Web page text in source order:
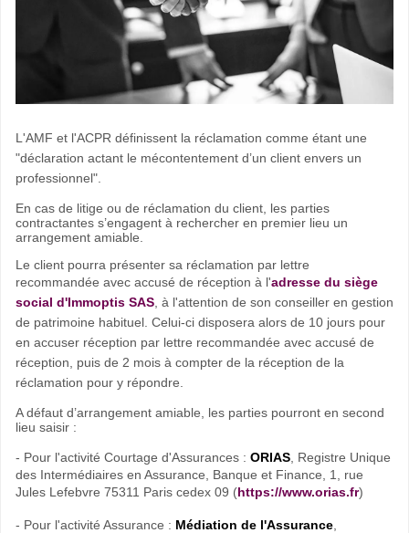
L'AMF et l'ACPR définissent la réclamation comme étant une
"déclaration actant le mécontentement d’un client envers un
professionnel".
En cas de litige ou de réclamation du client, les parties
contractantes s’engagent à rechercher en premier lieu un
arrangement amiable.
Le client pourra présenter sa réclamation par lettre
recommandée avec accusé de réception à l'adresse du siège
social d'Immoptis SAS , à l'attention de son conseiller en gestion
de patrimoine habituel. Celui-ci disposera alors de 10 jours pour
en accuser réception par lettre recommandée avec accusé de
réception, puis de 2 mois à compter de la réception de la
réclamation pour y répondre.
A défaut d’arrangement amiable, les parties pourront en second
lieu saisir :
- Pour l'activité Courtage d'Assurances : ORIAS , Registre Unique
des Intermédiaires en Assurance, Banque et Finance, 1, rue
Jules Lefebvre 75311 Paris cedex 09 (https://www.orias.fr)
- Pour l'activité Assurance : Médiation de l'Assurance